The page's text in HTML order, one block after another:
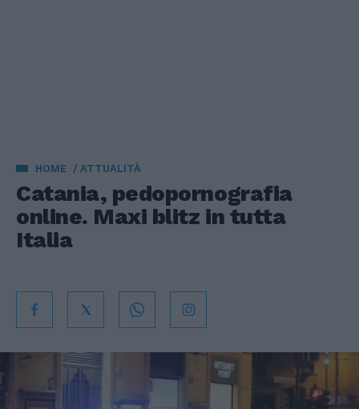
HOME ATTUALITÀ
Catania, pedopornografia
online. Maxi blitz in tutta
Italia